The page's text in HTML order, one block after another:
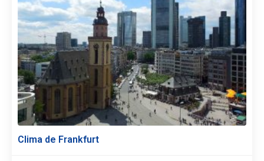
Clima de Frankfurt